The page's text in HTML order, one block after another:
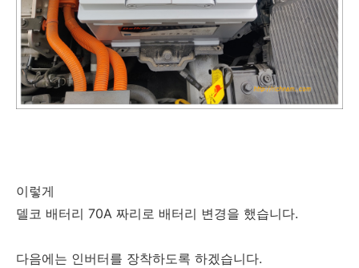
이렇게
델코 배터리 70A 짜리로 배터리 변경을 했습니다.
다음에는 인버터를 장착하도록 하겠습니다.